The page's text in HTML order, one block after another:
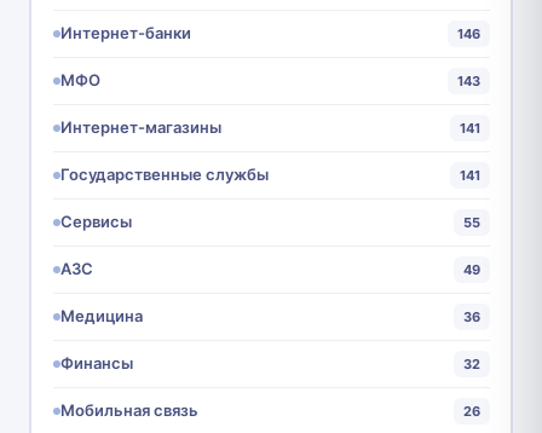
Интернет-банки 146
МФО 143
Интернет-магазины 141
Государственные службы 141
Сервисы 55
АЗС 49
Медицина 36
Финансы 32
Мобильная связь 26